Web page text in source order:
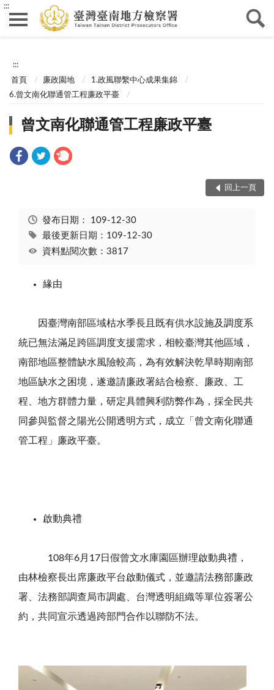
:::
:::
首頁 廉政園地
1.政風聯繫中心成果集錦
6.曾文南化聯通管工程廉政平臺
曾文南化聯通管工程廉政平臺
回上一頁
發布日期： 109-12-30
最後更新日期：109-12-30
資料點閱次數：3817
緣由
因臺灣南部區域枯水季長且既有供水設施及調度系
統已無法滿足跨區調度支援需求，相較臺灣其他區域，
南部地區整體缺水風險較高，為有效解決乾旱時期南部
地區缺水之困境，遂邀請廉政署結合檢察、廉政、工
程、地方群體力量，研定具體興利防弊作為，採全民共
同參與監督之陽光公開透明方式，成立「曾文南化聯通
管工程」廉政平臺。
啟動典禮
108年6月17日假曾文水庫園區辦理啟動典禮，
由林檢察長出席廉政平台啟動儀式， 並邀請法務部廉政
署、法務部調查局市調處、台灣透明組織等單位簽署公
約，共同宣示透過跨部門合作以聯防不法。